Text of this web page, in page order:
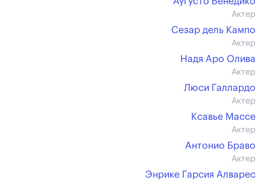
Актер
Сезар дель Кампо
Актер
Надя Аро Олива
Актер
Люси Галлардо
Актер
Ксавье Массе
Актер
Антонио Браво
Актер
Энрике Гарсия Алварес